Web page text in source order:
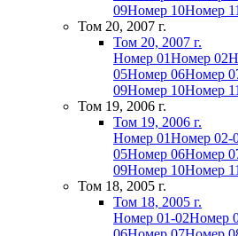
09Номер 10Номер 11
Том 20, 2007 г.
Том 20, 2007 г.
Номер 01Номер 02
05Номер 06Номер
09Номер 10Номер 11
Том 19, 2006 г.
Том 19, 2006 г.
Номер 01Номер 02-
05Номер 06Номер
09Номер 10Номер 11
Том 18, 2005 г.
Том 18, 2005 г.
Номер 01-02Номер